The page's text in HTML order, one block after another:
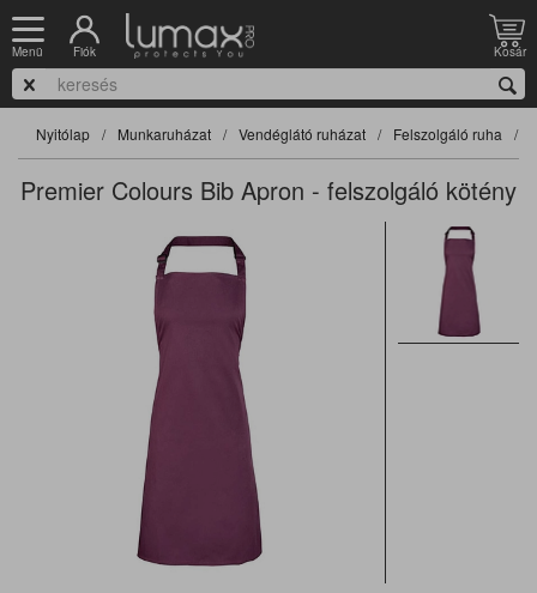
Menü Fiók Kosár
Nyitólap Munkaruházat Vendéglátó ruházat Felszolgáló ruha
Premier Colours Bib Apron - felszolgáló kötény